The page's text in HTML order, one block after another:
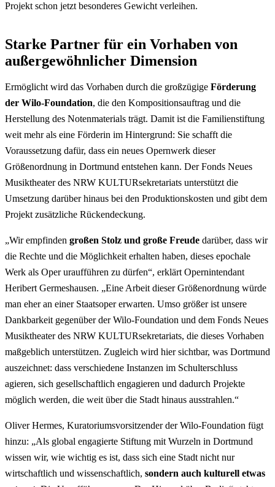
Projekt schon jetzt besonderes Gewicht verleihen.
Starke Partner für ein Vorhaben von
außergewöhnlicher Dimension
Ermöglicht wird das Vorhaben durch die großzügige Förderung
der Wilo-Foundation, die den Kompositionsauftrag und die
Herstellung des Notenmaterials trägt. Damit ist die Familienstiftung
weit mehr als eine Förderin im Hintergrund: Sie schafft die
Voraussetzung dafür, dass ein neues Opernwerk dieser
Größenordnung in Dortmund entstehen kann. Der Fonds Neues
Musiktheater des NRW KULTURsekretariats unterstützt die
Umsetzung darüber hinaus bei den Produktionskosten und gibt dem
Projekt zusätzliche Rückendeckung.
„Wir empfinden großen Stolz und große Freude darüber, dass wir
die Rechte und die Möglichkeit erhalten haben, dieses epochale
Werk als Oper uraufführen zu dürfen“, erklärt Opernintendant
Heribert Germeshausen. „Eine Arbeit dieser Größenordnung würde
man eher an einer Staatsoper erwarten. Umso größer ist unsere
Dankbarkeit gegenüber der Wilo-Foundation und dem Fonds Neues
Musiktheater des NRW KULTURsekretariats, die dieses Vorhaben
maßgeblich unterstützen. Zugleich wird hier sichtbar, was Dortmund
auszeichnet: dass verschiedene Instanzen im Schulterschluss
agieren, sich gesellschaftlich engagieren und dadurch Projekte
möglich werden, die weit über die Stadt hinaus ausstrahlen.“
Oliver Hermes, Kuratoriumsvorsitzender der Wilo-Foundation fügt
hinzu: „Als global engagierte Stiftung mit Wurzeln in Dortmund
wissen wir, wie wichtig es ist, dass sich eine Stadt nicht nur
wirtschaftlich und wissenschaftlich, sondern auch kulturell etwas